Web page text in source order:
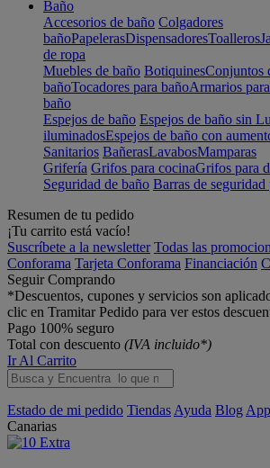
Baño
Accesorios de baño Colgadores
bañoPapelerasDispensadoresToalleros
de ropa
Muebles de baño BotiquinesConjuntos
bañoTocadores para bañoArmarios
baño
Espejos de baño Espejos de baño sin
iluminadosEspejos de baño con
Sanitarios BañerasLavabosMamparas
Grifería Grifos para cocinaGrifos para
Seguridad de baño Barras de seguridad
Resumen de tu pedido
¡Tu carrito está vacío!
Suscríbete a la newsletter Todas las
Conforama Tarjeta Conforama Financiación
Seguir Comprando
*Descuentos, cupones y servicios son
clic en Tramitar Pedido para ver estos
Pago 100% seguro
Total con descuento (IVA incluido*)
Ir Al Carrito
Estado de mi pedido Tiendas Ayuda Blog
Canarias